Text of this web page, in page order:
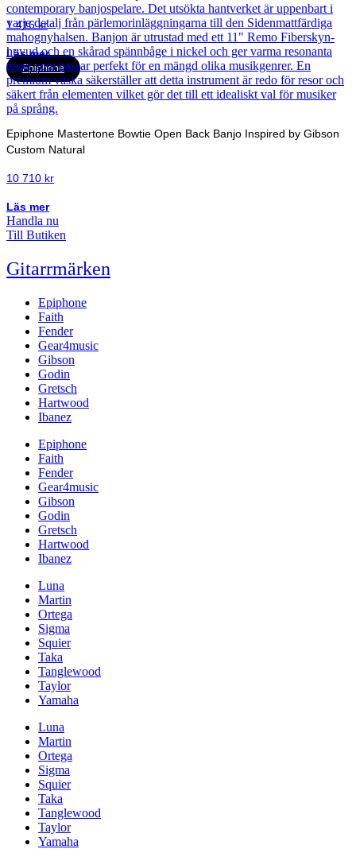
1 416kr
Läs mer
Epiphone
Epiphone Mastertone Bowtie Open Back Banjo Inspired by Gibson
Custom Natural
10 710 kr
Läs mer
Handla nu
Till Butiken
Gitarrmärken
Epiphone
Faith
Fender
Gear4music
Gibson
Godin
Gretsch
Hartwood
Ibanez
Epiphone
Faith
Fender
Gear4music
Gibson
Godin
Gretsch
Hartwood
Ibanez
Luna
Martin
Ortega
Sigma
Squier
Taka
Tanglewood
Taylor
Yamaha
Luna
Martin
Ortega
Sigma
Squier
Taka
Tanglewood
Taylor
Yamaha